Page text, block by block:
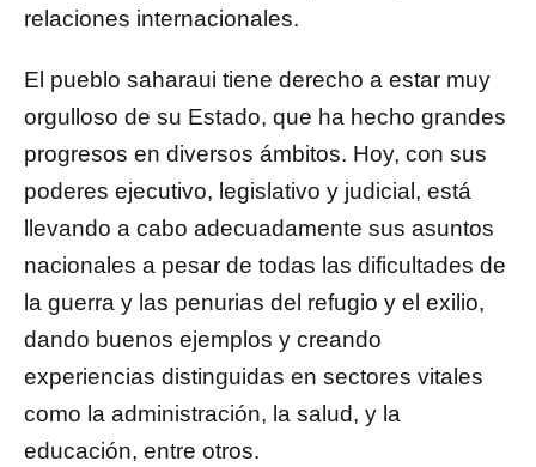
relaciones internacionales.
El pueblo saharaui tiene derecho a estar muy
orgulloso de su Estado, que ha hecho grandes
progresos en diversos ámbitos. Hoy, con sus
poderes ejecutivo, legislativo y judicial, está
llevando a cabo adecuadamente sus asuntos
nacionales a pesar de todas las dificultades de
la guerra y las penurias del refugio y el exilio,
dando buenos ejemplos y creando
experiencias distinguidas en sectores vitales
como la administración, la salud, y la
educación, entre otros.